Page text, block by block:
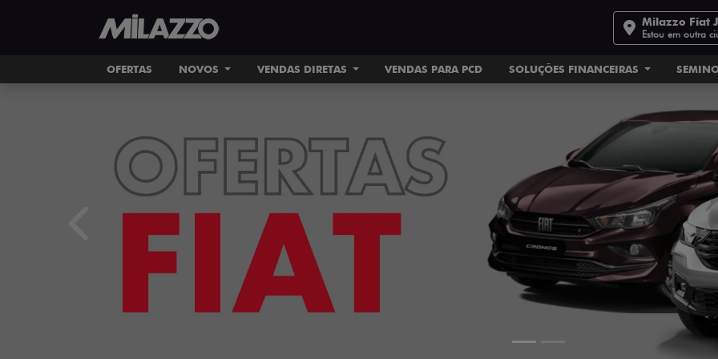
Milazzo Fiat
Estou em outra
OFERTAS NOVOS VENDAS DIRETAS VENDAS PARA PCD SOLUÇÕES FINANCEIRAS
templates.template-01.components.carousel.texts.control_prev